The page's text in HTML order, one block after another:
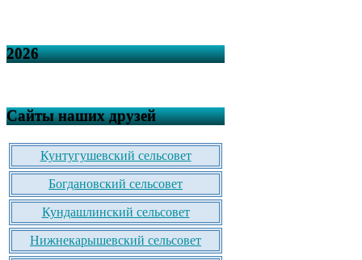
2026
Сайты наших друзей
Кунтугушевский сельсовет
Богдановский сельсовет
Кундашлинский сельсовет
Нижнекарышевский сельсовет